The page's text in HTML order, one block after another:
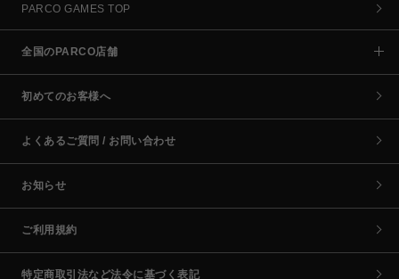
PARCO GAMES TOP
全国のPARCO店舗
初めてのお客様へ
よくあるご質問 / お問い合わせ
お知らせ
ご利用規約
特定商取引法など法令に基づく表記